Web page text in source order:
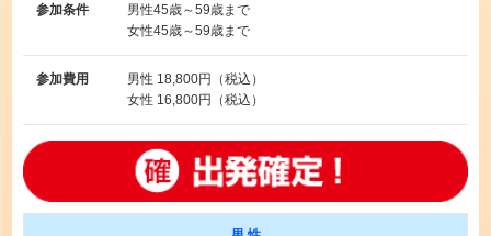
参加条件 男性45歳～59歳まで
女性45歳～59歳まで
参加費用 男性 18,800円（税込）
女性 16,800円（税込）